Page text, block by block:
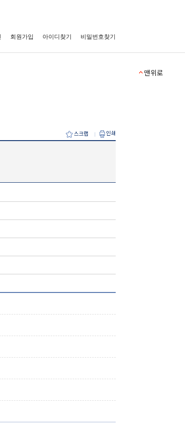
회원가입 아이디찾기 비밀번호찾기
스크랩 인쇄
맨위로